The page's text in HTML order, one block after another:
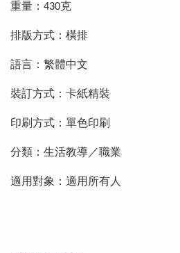
重量：430克
排版方式：橫排
語言：繁體中文
裝訂方式：卡紙精裝
印刷方式：單色印刷
分類：生活教導／職業
適用對象：適用所有人